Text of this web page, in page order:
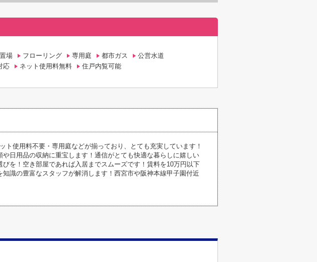
場 フローリング 専用庭 都市ガス
公営水道
応 ネット使用料無料 住戸内覧可能
使用料不要・専用庭などが揃っており、とても充実しています！
日用品の収納に重宝します！通信がとても快適な暮らしに嬉しい
を！空き部屋であれば入居までスムーズです！賃料を10万円以下
識の豊富なスタッフが解消します！西宮市や阪神本線甲子園付近